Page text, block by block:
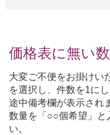
価格表に無い
大変ご不便をお掛けい
を選択し、件数を1に
途中備考欄が表示され
数量を「○○個希望」と
い。